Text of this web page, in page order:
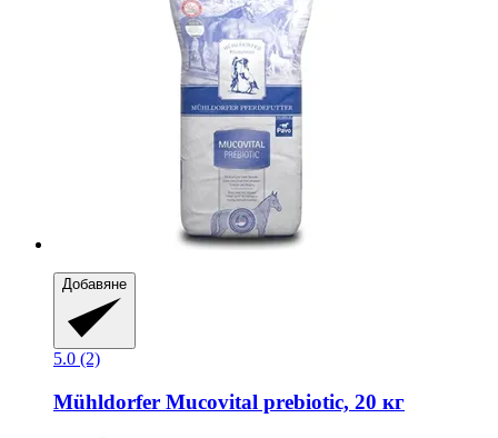
Добавяне
5.0 (2)
Mühldorfer Mucovital prebiotic, 20 кг